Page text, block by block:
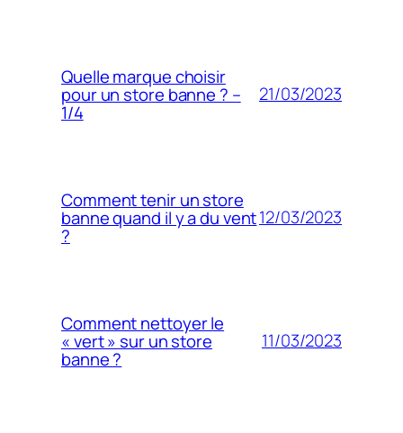
Quelle marque choisir
pour un store banne ? –
1/4
21/03/2023
Comment tenir un store
banne quand il y a du vent
?
12/03/2023
Comment nettoyer le
« vert » sur un store
banne ?
11/03/2023